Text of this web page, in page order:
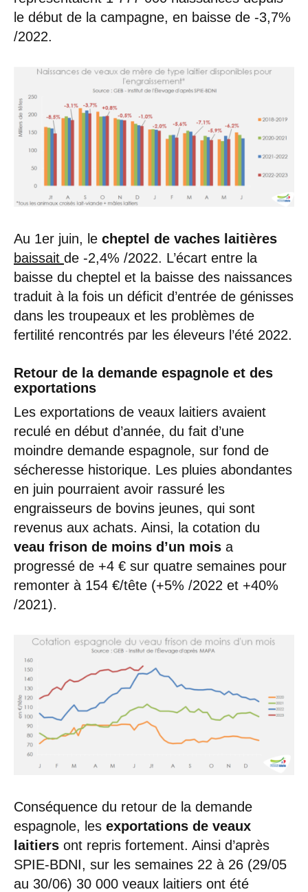
le début de la campagne, en baisse de -3,7%
/2022.
Au 1er juin, le cheptel de vaches laitières
baissait de -2,4% /2022. L’écart entre la
baisse du cheptel et la baisse des naissances
traduit à la fois un déficit d’entrée de génisses
dans les troupeaux et les problèmes de
fertilité rencontrés par les éleveurs l’été 2022.
Retour de la demande espagnole et des
exportations
Les exportations de veaux laitiers avaient
reculé en début d’année, du fait d’une
moindre demande espagnole, sur fond de
sécheresse historique. Les pluies abondantes
en juin pourraient avoir rassuré les
engraisseurs de bovins jeunes, qui sont
revenus aux achats. Ainsi, la cotation du
veau frison de moins d’un mois a
progressé de +4 € sur quatre semaines pour
remonter à 154 €/tête (+5% /2022 et +40%
/2021).
Conséquence du retour de la demande
espagnole, les exportations de veaux
laitiers ont repris fortement. Ainsi d’après
SPIE-BDNI, sur les semaines 22 à 26 (29/05
au 30/06) 30 000 veaux laitiers ont été